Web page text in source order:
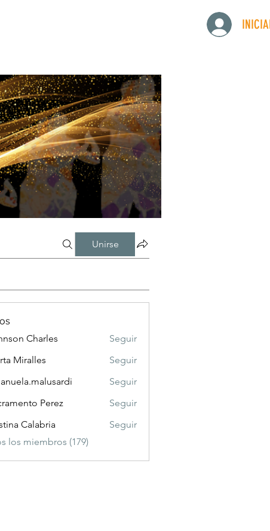
Unirse
Charles
Charles
Seguir
Miralles
Seguir
Seguir
Perez
Seguir
Calabria
Seguir
los miembros (179)